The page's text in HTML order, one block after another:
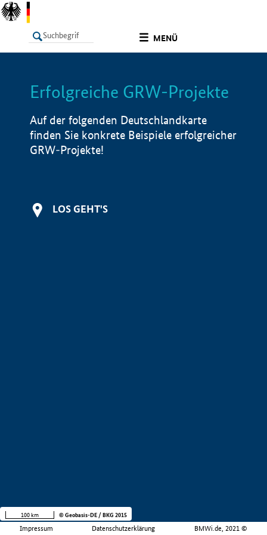
MENÜ
LISTE Info
Erfolgreiche GRW-Projekte
Auf der folgenden Deutschlandkarte
finden Sie konkrete Beispiele erfolgreicher
GRW-Projekte!
LOS GEHT'S
Impressum Datenschutzerklärung BMWi.de, 2021 ©
100 km © Geobasis-DE / BKG 2015